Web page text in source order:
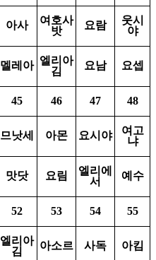
아사
여호사
밧
요람
웃시
야
멜레아 엘리아
김
요남 요셉
45 46 47 48
므낫세 아몬 요시야
여고
냐
맛닷 요림
엘리에
서
예수
52 53 54 55
엘리아
김
아소르 사독 아킴